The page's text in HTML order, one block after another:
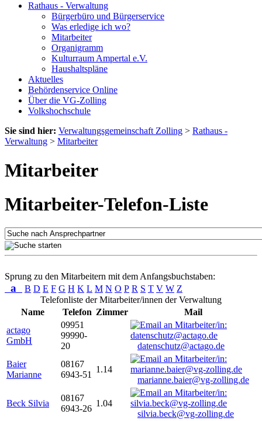
Rathaus - Verwaltung
Bürgerbüro und Bürgerservice
Was erledige ich wo?
Mitarbeiter
Organigramm
Kulturraum Ampertal e.V.
Haushaltspläne
Aktuelles
Behördenservice Online
Über die VG-Zolling
Volkshochschule
Sie sind hier: Verwaltungsgemeinschaft Zolling > Rathaus -
Verwaltung > Mitarbeiter
Mitarbeiter
Mitarbeiter-Telefon-Liste
Sprung zu den Mitarbeitern mit dem Anfangsbuchstaben:
a B D E F G H K L M N O P R S T V W Z
Telefonliste der Mitarbeiter/innen der Verwaltung
Name
Telefon Zimmer
Mail
actago
GmbH
09951
99990-
20
datenschutz@actago.de
Baier
Marianne
08167
6943-51
1.14
marianne.baier@vg-zolling.de
Beck Silvia
08167
6943-26
1.04
silvia.beck@vg-zolling.de